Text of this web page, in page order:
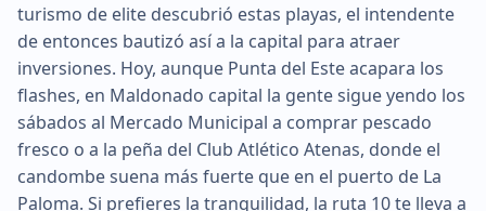
turismo de elite descubrió estas playas, el intendente
de entonces bautizó así a la capital para atraer
inversiones. Hoy, aunque Punta del Este acapara los
flashes, en Maldonado capital la gente sigue yendo los
sábados al Mercado Municipal a comprar pescado
fresco o a la peña del Club Atlético Atenas, donde el
candombe suena más fuerte que en el puerto de La
Paloma. Si prefieres la tranquilidad, la ruta 10 te lleva a